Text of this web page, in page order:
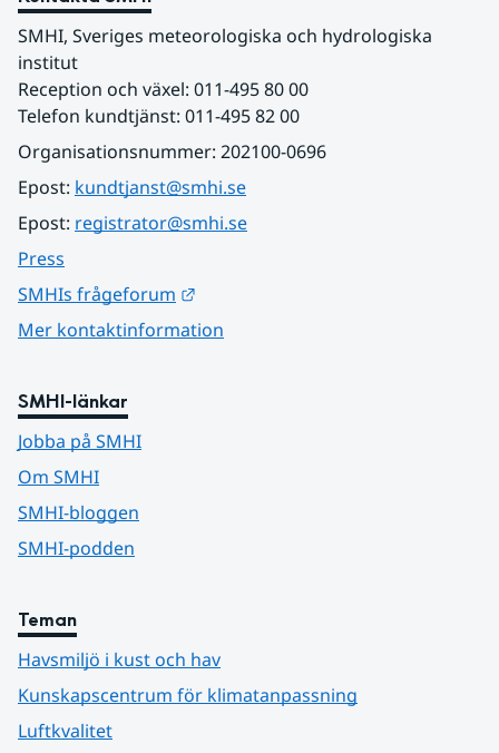
SMHI, Sveriges meteorologiska och hydrologiska
institut
Reception och växel: 011-495 80 00
Telefon kundtjänst: 011-495 82 00
Organisationsnummer: 202100-0696
Epost: kundtjanst@smhi.se
Epost: registrator@smhi.se
Press
SMHIs frågeforum
Mer kontaktinformation
SMHI-länkar
Jobba på SMHI
Om SMHI
SMHI-bloggen
SMHI-podden
Teman
Havsmiljö i kust och hav
Kunskapscentrum för klimatanpassning
Luftkvalitet